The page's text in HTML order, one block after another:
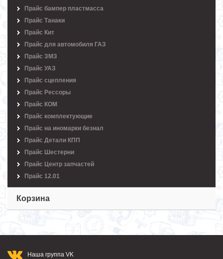
Прайс бампер пластмасса
Прайс Танаки
Прайс Кит
Прайс для автомобиля ГАЗ
Прайс ЗМЗ
Прайс УАЗ
Прайс сцепления
Прайс Рессоры
Прайс КОМ
Прайс комплектующие
Прайс на иномарки безнал
Прайс Детали КПП
Прайс Шестерни
Прайс Центр запчастей
Прайс 12.01
Корзина
Наша группа VK